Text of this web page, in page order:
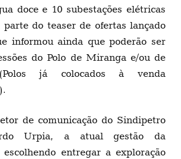
doce e 10 subestações elétricas
parte do teaser de ofertas lançado
informou ainda que poderão ser
do Polo de Miranga e/ou de
(Polos já colocados à venda
de comunicação do Sindipetro
Urpia, a atual gestão da
escolhendo entregar a exploração